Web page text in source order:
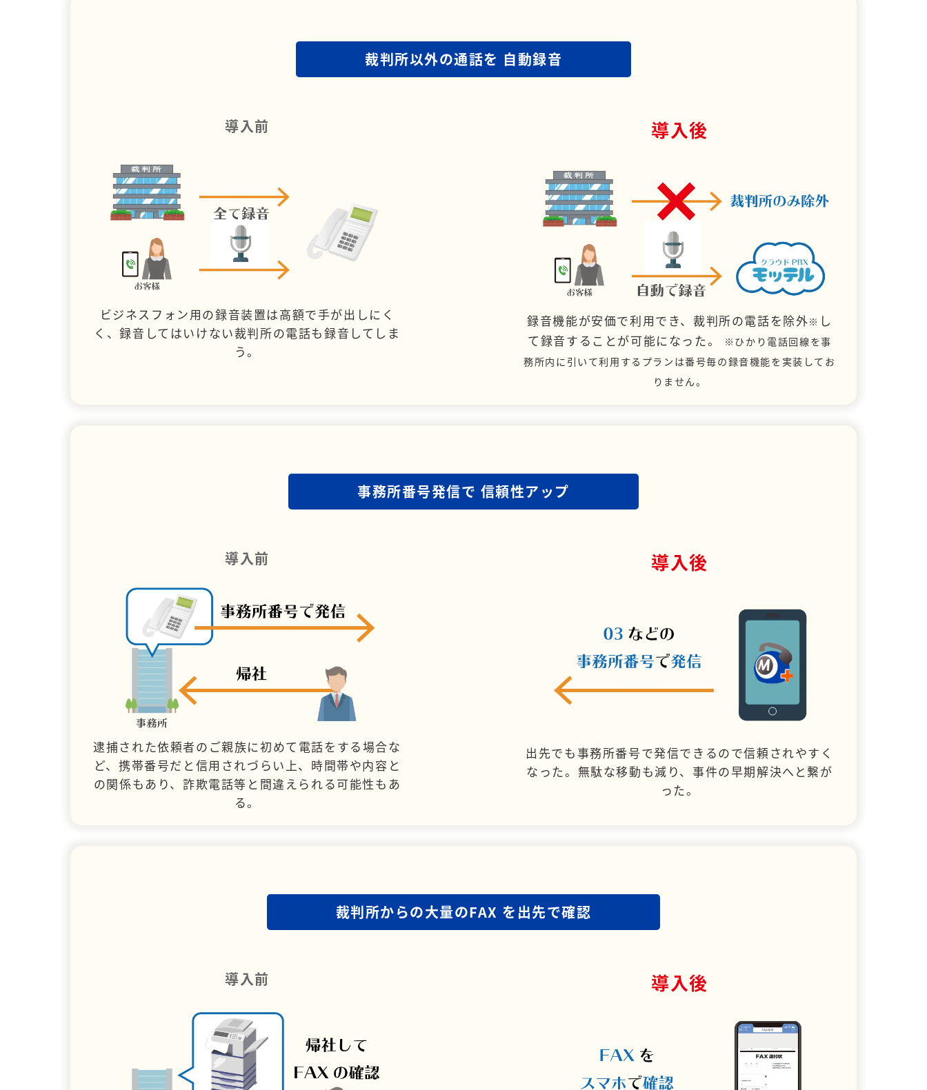
裁判所以外の通話を 自動録音
導入前
ビジネスフォン用の録音装置は高額で手が出しにく
く、録音してはいけない裁判所の電話も録音してしま
う。
導入後
録音機能が安価で利用でき、裁判所の電話を除外※ し
て録音することが可能になった。
※ひかり電話回線を事
務所内に引いて利用するプランは番号毎の録音機能を実装してお
りません。
事務所番号発信で 信頼性アップ
導入前
逮捕された依頼者のご親族に初めて電話をする場合な
ど、携帯番号だと信用されづらい上、時間帯や内容と
の関係もあり、詐欺電話等と間違えられる可能性もあ
る。
導入後
出先でも事務所番号で発信できるので信頼されやすく
なった。無駄な移動も減り、事件の早期解決へと繋が
った。
裁判所からの大量のFAX を出先で確認
導入前 導入後